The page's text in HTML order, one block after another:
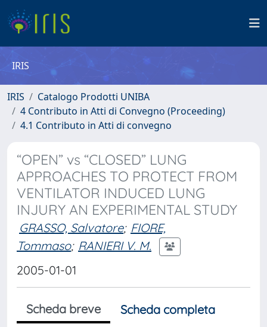
IRIS
IRIS
Catalogo Prodotti UNIBA
4 Contributo in Atti di Convegno (Proceeding)
4.1 Contributo in Atti di convegno
“OPEN” vs “CLOSED” LUNG
APPROACHES TO PROTECT FROM
VENTILATOR INDUCED LUNG
INJURY AN EXPERIMENTAL STUDY
GRASSO, Salvatore; FIORE,
Tommaso; RANIERI V. M.
2005-01-01
Scheda breve
Scheda completa